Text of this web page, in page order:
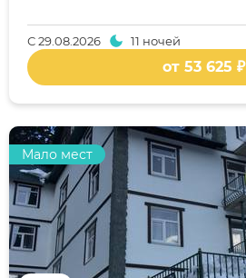
С29.08.2026 11 ночей
от 53 625 ₽
Мало мест